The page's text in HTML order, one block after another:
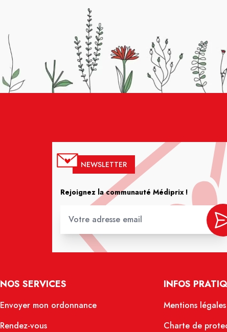
NEWSLETTER
Rejoignez la communauté Médiprix !
NOS SERVICES
Envoyer mon ordonnance
Rendez-vous
INFOS
Mentions légales
Charte de